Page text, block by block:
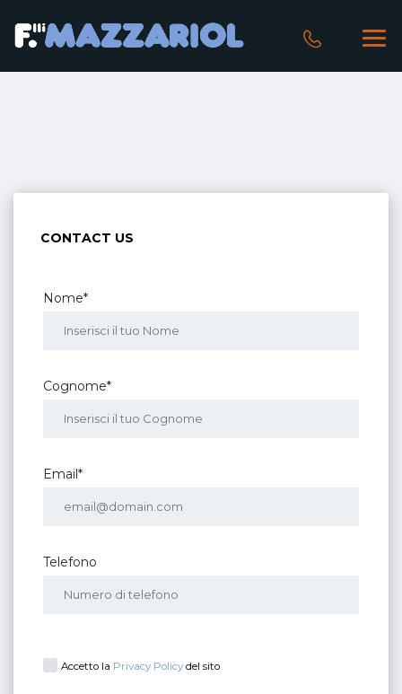
CONTACT US
Nome*
Cognome*
Email*
Telefono
Accetto la Privacy Policy del sito